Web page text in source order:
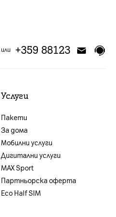
или +359 88123
Услуги
Пакети
За дома
Мобилни услуги
Дигитални услуги
MAX Sport
Партньорска оферта
Eco Half SIM